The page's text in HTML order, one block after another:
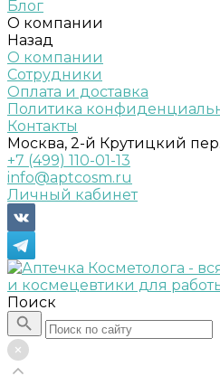
Блог
О компании
Назад
О компании
Сотрудники
Оплата и доставка
Политика
Контакты
Москва, 2-й Крутицкий пер.,
+7 (499) 110-01-13
info@aptcosm.ru
Личный кабинет
Поиск